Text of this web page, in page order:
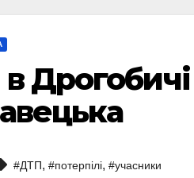
#ДТП, #потерпілі, #учасники